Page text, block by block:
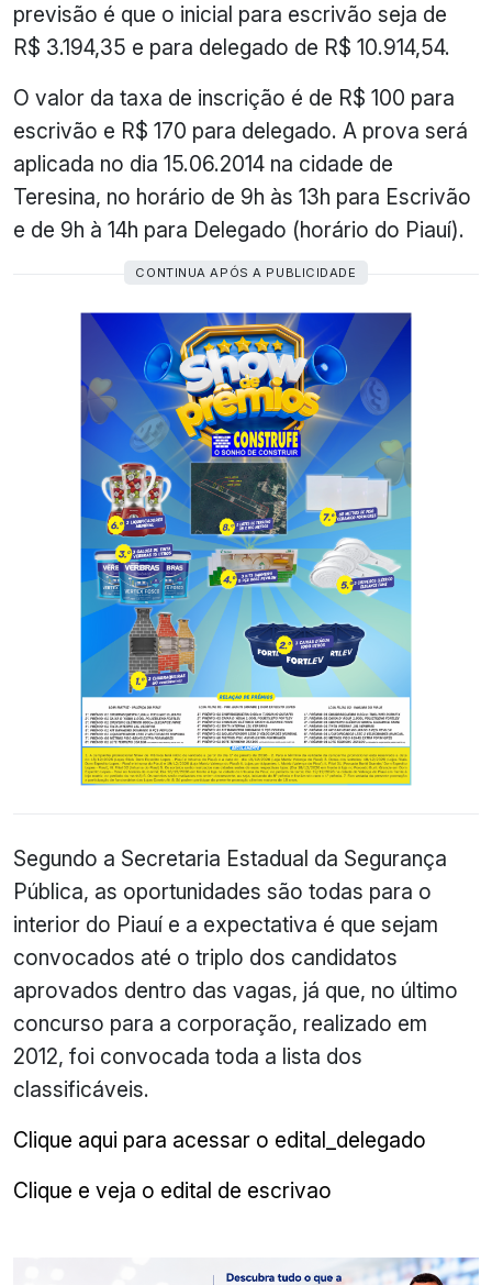
previsão é que o inicial para escrivão seja de
R$ 3.194,35 e para delegado de R$ 10.914,54.
O valor da taxa de inscrição é de R$ 100 para
escrivão e R$ 170 para delegado. A prova será
aplicada no dia 15.06.2014 na cidade de
Teresina, no horário de 9h às 13h para Escrivão
e de 9h à 14h para Delegado (horário do Piauí).
CONTINUA APÓS A PUBLICIDADE
Segundo a Secretaria Estadual da Segurança
Pública, as oportunidades são todas para o
interior do Piauí e a expectativa é que sejam
convocados até o triplo dos candidatos
aprovados dentro das vagas, já que, no último
concurso para a corporação, realizado em
2012, foi convocada toda a lista dos
classificáveis.
Clique aqui para acessar o edital_delegado
Clique e veja o edital de escrivao